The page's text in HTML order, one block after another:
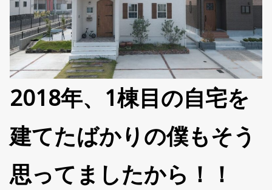
2018年、1棟目の自宅を
建てたばかりの僕もそう
思ってましたから！！